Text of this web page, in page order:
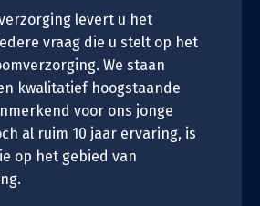
levert u het
vraag die u stelt op het
We staan
kwalitatief hoogstaande
voor ons jonge
al ruim 10 jaar ervaring, is
op het gebied van